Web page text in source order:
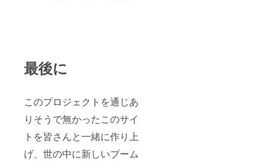
最後に
このプロジェクトを通じあ
りそうで無かったこのサイ
トを皆さんと一緒に作り上
げ、世の中に新しいブーム